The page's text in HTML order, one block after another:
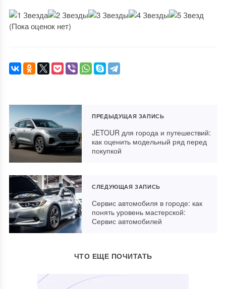
(Пока оценок нет)
ПРЕДЫДУЩАЯ ЗАПИСЬ
JETOUR для города и путешествий:
как оценить модельный ряд перед
покупкой
СЛЕДУЮЩАЯ ЗАПИСЬ
Сервис автомобиля в городе: как
понять уровень мастерской:
Сервис автомобилей
ЧТО ЕЩЕ ПОЧИТАТЬ